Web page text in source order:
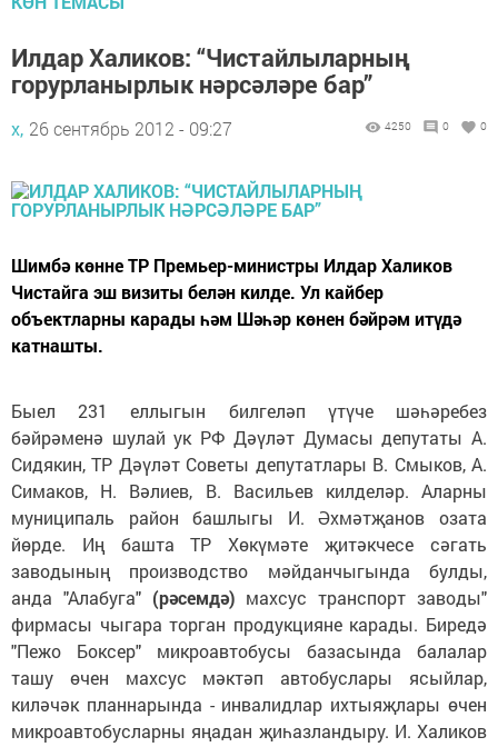
Илдар Халиков: “Чистайлыларның
горурланырлык нәрсәләре бар”
х, 26 сентябрь 2012 - 09:27 4250 0 0
Шимбә көнне ТР Премьер-министры Илдар Халиков
Чистайга эш визиты белән килде. Ул кайбер
объектларны карады һәм Шәһәр көнен бәйрәм итүдә
катнашты.
Быел 231 еллыгын билгеләп үтүче шәһәребез
бәйрәменә шулай ук РФ Дәүләт Думасы депутаты А.
Сидякин, ТР Дәүләт Советы депутатлары В. Смыков, А.
Симаков, Н. Вәлиев, В. Васильев килделәр. Аларны
муниципаль район башлыгы И. Әхмәтҗанов озата
йөрде. Иң башта ТР Хөкүмәте җитәкчесе сәгать
заводының производство мәйданчыгында булды,
анда "Алабуга" (рәсемдә) махсус транспорт заводы"
фирмасы чыгара торган продукцияне карады. Биредә
"Пежо Боксер" микроавтобусы базасында балалар
ташу өчен махсус мәктәп автобуслары ясыйлар,
киләчәк планнарында - инвалидлар ихтыяҗлары өчен
микроавтобусларны яңадан җиһазландыру. И. Халиков